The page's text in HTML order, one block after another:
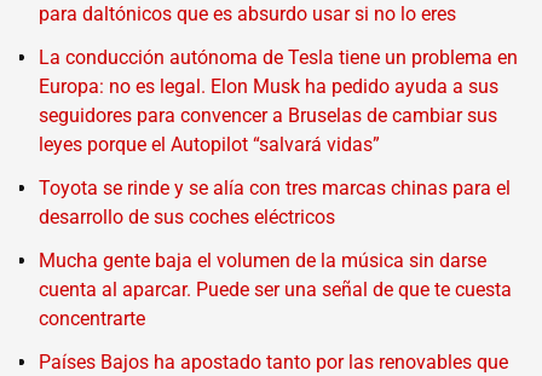
para daltónicos que es absurdo usar si no lo eres
La conducción autónoma de Tesla tiene un problema en
Europa: no es legal. Elon Musk ha pedido ayuda a sus
seguidores para convencer a Bruselas de cambiar sus
leyes porque el Autopilot “salvará vidas”
Toyota se rinde y se alía con tres marcas chinas para el
desarrollo de sus coches eléctricos
Mucha gente baja el volumen de la música sin darse
cuenta al aparcar. Puede ser una señal de que te cuesta
concentrarte
Países Bajos ha apostado tanto por las renovables que